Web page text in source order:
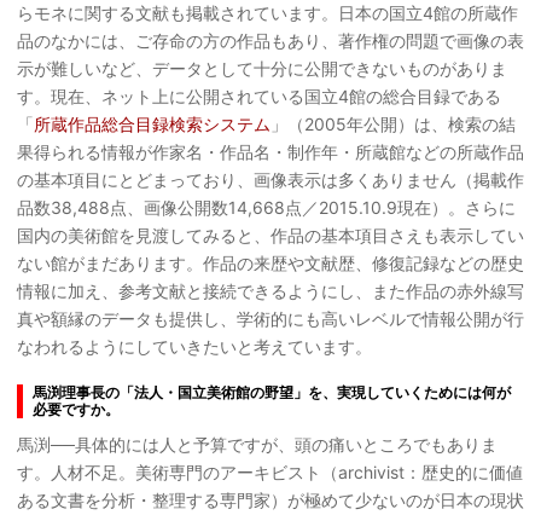
らモネに関する文献も掲載されています。日本の国立4館の所蔵作
品のなかには、ご存命の方の作品もあり、著作権の問題で画像の表
示が難しいなど、データとして十分に公開できないものがありま
す。現在、ネット上に公開されている国立4館の総合目録である
「所蔵作品総合目録検索システム 」（2005年公開）は、検索の結
果得られる情報が作家名・作品名・制作年・所蔵館などの所蔵作品
の基本項目にとどまっており、画像表示は多くありません（掲載作
品数38,488点、画像公開数14,668点／2015.10.9現在）。さらに
国内の美術館を見渡してみると、作品の基本項目さえも表示してい
ない館がまだあります。作品の来歴や文献歴、修復記録などの歴史
情報に加え、参考文献と接続できるようにし、また作品の赤外線写
真や額縁のデータも提供し、学術的にも高いレベルで情報公開が行
なわれるようにしていきたいと考えています。
馬渕理事長の「法人・国立美術館の野望」を、実現していくためには何が
必要ですか。
馬渕──具体的には人と予算ですが、頭の痛いところでもありま
す。人材不足。美術専門のアーキビスト（archivist：歴史的に価値
ある文書を分析・整理する専門家）が極めて少ないのが日本の現状